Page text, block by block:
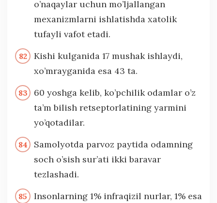
o’naqaylar uchun mo’ljallangan
mexanizmlarni ishlatishda xatolik
tufayli vafot etadi.
Kishi kulganida 17 mushak ishlaydi,
xo’mrayganida esa 43 ta.
60 yoshga kelib, ko’pchilik odamlar o’z
ta’m bilish retseptorlatining yarmini
yo’qotadilar.
Samolyotda parvoz paytida odamning
soch o’sish sur’ati ikki baravar
tezlashadi.
Insonlarning 1% infraqizil nurlar, 1% esa